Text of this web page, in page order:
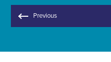
Previous